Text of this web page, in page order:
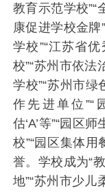
教育示范学校”“
康促进学校金牌
学校”“江苏省
校”“苏州市依法
学校”“苏州市绿
作先进单位”“
估‘A’等”“园区
校”“园区集体
誉。学校成为“
地”“苏州市少儿